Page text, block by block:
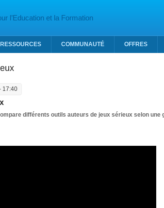
l’Education et la Formation
RESSOURCES COMMUNAUTÉ OFFRES
17:40
différents outils auteurs de jeux sérieux selon